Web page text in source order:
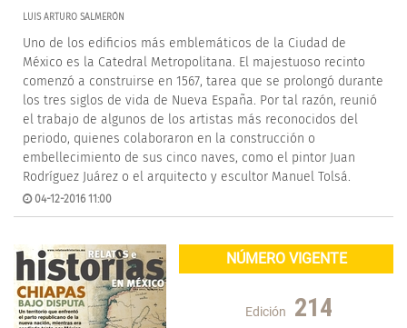
LUIS ARTURO SALMERÓN
Uno de los edificios más emblemáticos de la Ciudad de
México es la Catedral Metropolitana. El majestuoso recinto
comenzó a construirse en 1567, tarea que se prolongó durante
los tres siglos de vida de Nueva España. Por tal razón, reunió
el trabajo de algunos de los artistas más reconocidos del
periodo, quienes colaboraron en la construcción o
embellecimiento de sus cinco naves, como el pintor Juan
Rodríguez Juárez o el arquitecto y escultor Manuel Tolsá.
04-12-2016 11:00
NÚMERO VIGENTE
Edición 214